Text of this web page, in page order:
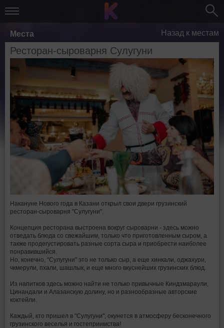
Места Назад к местам
Ресторан-сыроварня Сулугуни
Накануне Нового года в Казани открыл свои двери грузинский
ресторан-сыроварня "Сулугуни".
Концепция ресторана выстроена вокруг сыроварни - здесь можно
отведать блюда со свежайшим, только что приготовленным сыром, а
также продегустировать разные сорта сыра и приобрести наиболее
понравившийся.
Но, конечно, "Сулугуни" это не только сыр, а еще хинкали, оджахури,
чкмерули, пхали, шашлык, и еще много вкуснейших грузинских блюд.
Из напитков здесь можно найти не только привычные Киндзмараули,
Цинандали и Алазанскую долину, но и разнообразные авторские
коктейли.
Каждый, кто пришел в "Сулугуни", окунется в атмосферу бесконечного
грузинского веселья и гостеприимства!